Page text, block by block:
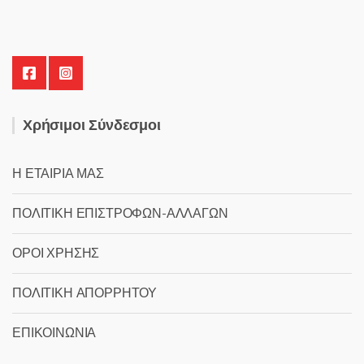
Χρήσιμοι Σύνδεσμοι
Η ΕΤΑΙΡΙΑ ΜΑΣ
ΠΟΛΙΤΙΚΗ ΕΠΙΣΤΡΟΦΩΝ-ΑΛΛΑΓΩΝ
ΟΡΟΙ ΧΡΗΣΗΣ
ΠΟΛΙΤΙΚΗ ΑΠΟΡΡΗΤΟΥ
ΕΠΙΚΟΙΝΩΝΙΑ